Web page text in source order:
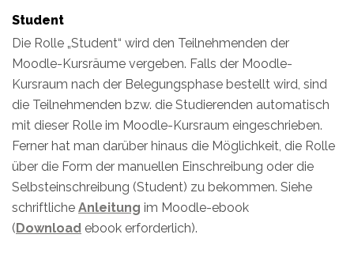
Student
Die Rolle „Student“ wird den Teilnehmenden der
Moodle-Kursräume vergeben. Falls der Moodle-
Kursraum nach der Belegungsphase bestellt wird, sind
die Teilnehmenden bzw. die Studierenden automatisch
mit dieser Rolle im Moodle-Kursraum eingeschrieben.
Ferner hat man darüber hinaus die Möglichkeit, die Rolle
über die Form der manuellen Einschreibung oder die
Selbsteinschreibung (Student) zu bekommen. Siehe
schriftliche Anleitung im Moodle-ebook
(Download ebook erforderlich).